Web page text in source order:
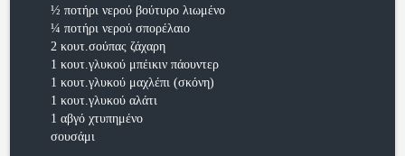
½ ποτήρι νερού βούτυρο λιωμένο
¼ ποτήρι νερού σπορέλαιο
2 κουτ.σούπας ζάχαρη
1 κουτ.γλυκού μπέικιν πάουντερ
1 κουτ.γλυκού μαχλέπι (σκόνη)
1 κουτ.γλυκού αλάτι
1 αβγό χτυπημένο
σουσάμι